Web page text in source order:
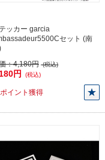
ッカー garcia
セット (南
：4,180円 (税込)
円 (税込)
イント獲得